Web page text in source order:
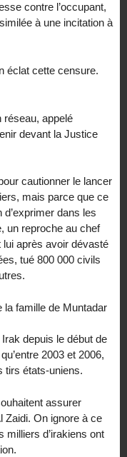
contre l’occupant,
à une incitation à
éclat cette censure.
réseau, appelé
devant la Justice
cautionner le lancer
mais parce que ce
d’exprimer dans les
un reproche au chef
après avoir dévasté
tué 800 000 civils
la famille de Muntadar
depuis le début de
2003 et 2006,
tirs états-uniens.
assurer
Zaidi. On ignore à ce
milliers d’irakiens ont